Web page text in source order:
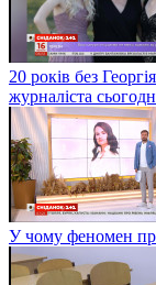
20 років без
журналіста
У чому феномен